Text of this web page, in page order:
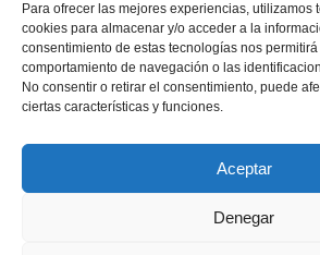
Para ofrecer las mejores experiencias, utilizamos
cookies para almacenar y/o acceder a la
consentimiento de estas tecnologías nos permitirá
comportamiento de navegación o las
No consentir o retirar el consentimiento, puede
ciertas características y funciones.
Aceptar
Denegar
Strive, Cementos Molins o Eurecat o
pero también de otras empresa
acción climática comoBanco
Lechera Asturiana, AON Iberia o